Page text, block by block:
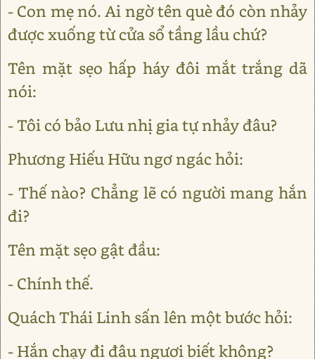
- Con mẹ nó. Ai ngờ tên què đó còn nhảy
được xuống từ cửa sổ tầng lầu chứ?
Tên mặt sẹo hấp háy đôi mắt trắng dã
nói:
- Tôi có bảo Lưu nhị gia tự nhảy đâu?
Phương Hiếu Hữu ngơ ngác hỏi:
- Thế nào? Chẳng lẽ có người mang hắn
đi?
Tên mặt sẹo gật đầu:
- Chính thế.
Quách Thái Linh sấn lên một bước hỏi:
- Hắn chạy đi đâu ngươi biết không?